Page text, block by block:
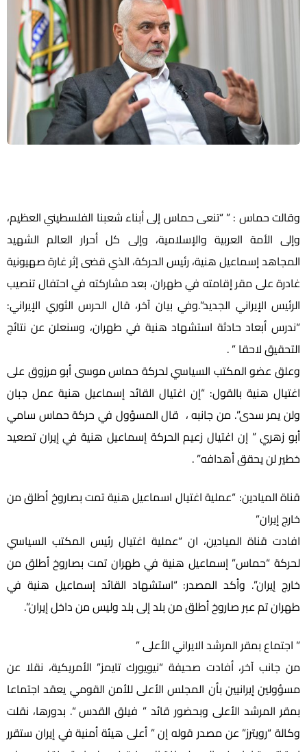
وقالت حماس : ” “تنعى حماس إلى أبناء شعبنا الفلسطيني العظيم،
وإلى الأمة العربية والإسلامية، وإلى كل أحرار العالم الشهيد
المجاهد إسماعيل هنية، رئيس الحركة، الذي قضى إثر غارة صهيونية
غادرة على مقر إقامته في طهران، بعد مشاركته في احتفال تنصيب
الرئيس الإيراني الجديد”.وفي بيان آخر، قال الحرس الثوري الإيراني:
“ندرس أبعاد حادثة استشهاد هنية في طهران، وسنعلن عن نتائج
التحقيق لاحقا ” .
وعلق عضو المكتب السياسي لحركة حماس موسى أبو مرزوق على
اغتيال هنية بالقول: “إن اغتيال القائد إسماعيل هنية عمل جبان
ولن يمر سدى”. من جانبه ، قال المسؤول في حركة حماس سامي
أبو زهري ” إن اغتيال زعيم الحركة إسماعيل هنية في إيران تصعيد
خطير لن يحقق أهدافه” .
قناة الميادين: “عملية اغتيال اسماعيل هنية تمت بصاروخ أطلق من
خارج إيران”
افادت قناة الميادين، ان “عملية اغتيال رئيس المكتب السياسي
لحركة “حماس” إسماعيل هنية في طهران تمت بصاروخ أطلق من
خارج إيران”. وأكد المصدر: “استشهاد القائد إسماعيل هنية في
طهران تم عبر صاروخ أطلق من بلد إلى بلد وليس من داخل إيران”.
” اجتماع بمقر المرشد الايراني الأعلى ”
من جانب آخر، أفادت صحيفة “نيويورك تايمز” الأمريكية، نقلا عن
مسؤولين إيرانيين بأن المجلس الأعلى للأمن القومي يعقد اجتماعا
بمقر المرشد الأعلى وبحضور قائد ” فيلق القدس “. بدورها، نقلت
وكالة “رويترز” عن مصدر قوله إن ” أعلى هيئة أمنية في إيران ستقرر